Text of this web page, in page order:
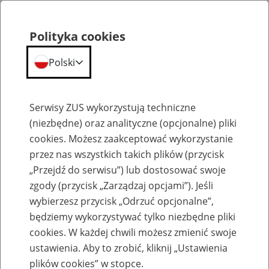
Niania z wynagrodzeniem, które
przekracza połowę minimalnego
Polityka cookies
Polski
Serwisy ZUS wykorzystują techniczne
(niezbędne) oraz analityczne (opcjonalne) pliki
cookies. Możesz zaakceptować wykorzystanie
przez nas wszystkich takich plików (przycisk
„Przejdź do serwisu”) lub dostosować swoje
zgody (przycisk „Zarządzaj opcjami”). Jeśli
wybierzesz przycisk „Odrzuć opcjonalne”,
będziemy wykorzystywać tylko niezbędne pliki
cookies. W każdej chwili możesz zmienić swoje
ustawienia. Aby to zrobić, kliknij „Ustawienia
plików cookies” w stopce.